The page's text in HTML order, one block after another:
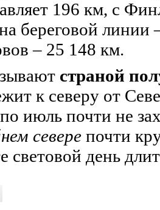
196 км, с
береговой линии
– 25 148 км.
страной
к северу от
июль почти не
севере почти
световой день